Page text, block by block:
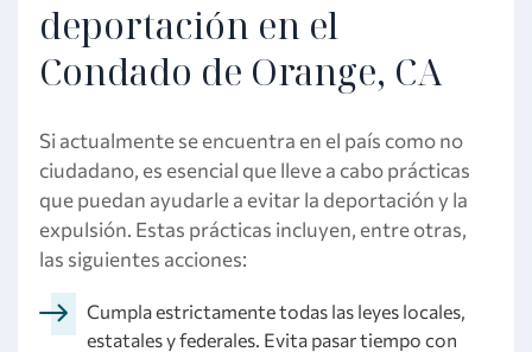
deportación en el
Condado de Orange, CA
Si actualmente se encuentra en el país como no
ciudadano, es esencial que lleve a cabo prácticas
que puedan ayudarle a evitar la deportación y la
expulsión. Estas prácticas incluyen, entre otras,
las siguientes acciones:
Cumpla estrictamente todas las leyes locales,
estatales y federales. Evita pasar tiempo con